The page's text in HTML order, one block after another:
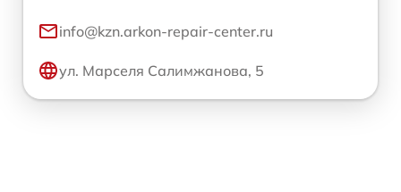
info@kzn.arkon-repair-center.ru
ул. Марселя Салимжанова, 5